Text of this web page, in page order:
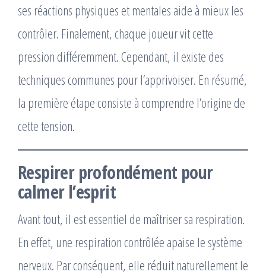
ses réactions physiques et mentales aide à mieux les
contrôler. Finalement, chaque joueur vit cette
pression différemment. Cependant, il existe des
techniques communes pour l’apprivoiser. En résumé,
la première étape consiste à comprendre l’origine de
cette tension.
Respirer profondément pour
calmer l’esprit
Avant tout, il est essentiel de maîtriser sa respiration.
En effet, une respiration contrôlée apaise le système
nerveux. Par conséquent, elle réduit naturellement le